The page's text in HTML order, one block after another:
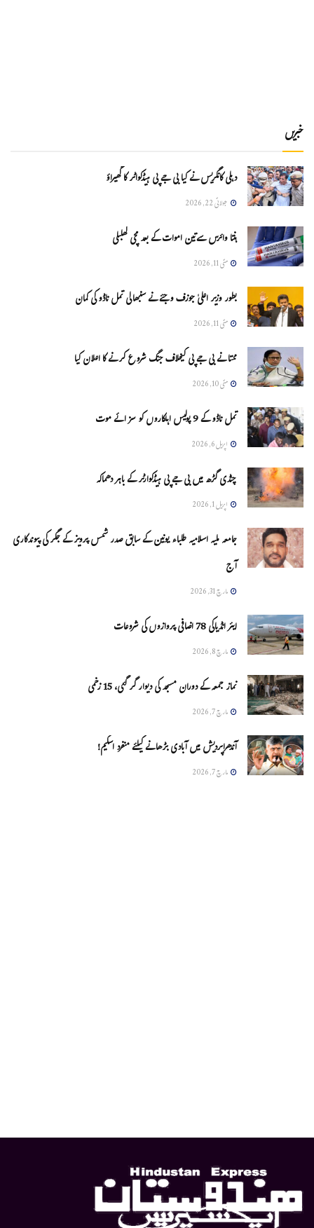
خبریں
دہلی کانگریس نے کیا بی جے پی ہیڈکواٹر کا گھیراؤ
جولائی 22, 2026
ہنتا وائرس سےتین اموات کے بعد مچی کھلبلی
مئی 11, 2026
بطور وزیر اعلیٰ جوزف وجئے نے سنبھالی تمل ناڈو کی کمان
مئی 11, 2026
ممتا نے بی جے پی کیخلاف جنگ شروع کرنے کا اعلان کیا
مئی 10, 2026
تمل ناڈو کے 9 پولیس اہلکاروں کو سزائے موت
اپریل 6, 2026
چنڈی گڑھ میں بی جے پی ہیڈکوارٹر کے باہر دھماکہ
اپریل 1, 2026
جامعہ ملیہ اسلامیہ طلباء یونین کے سابق صدر شمس پرویز کے جگر کی پیوندکاری
آج
مارچ 31, 2026
ایئر انڈیاکی 78 اضافی پروازوں کی شروعات
مارچ 8, 2026
نماز جمعہ کے دوران مسجد کی دیوار گر گئی، 15 زخمی
مارچ 7, 2026
آندھراپردیش میں آبادی بڑھانے کیلئے منفرد اسکیم!
مارچ 7, 2026